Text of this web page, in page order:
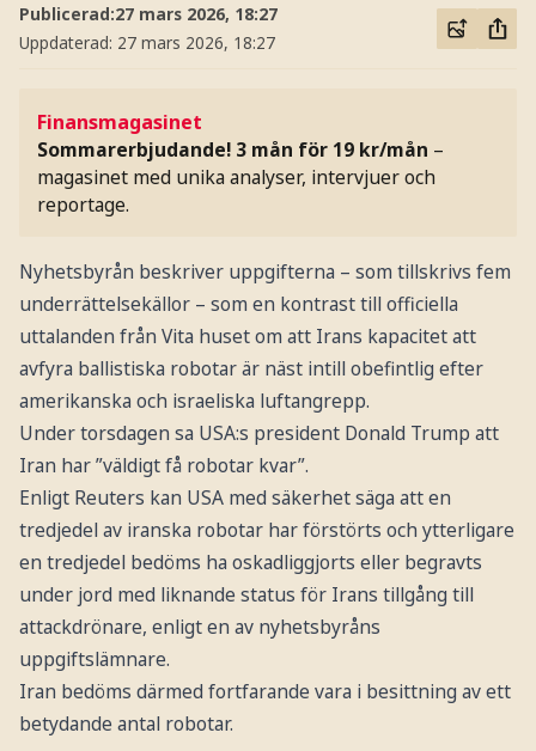
Publicerad:27 mars 2026, 18:27
Uppdaterad: 27 mars 2026, 18:27
Finansmagasinet
Sommarerbjudande! 3 mån för 19 kr/mån –
magasinet med unika analyser, intervjuer och
reportage.
Nyhetsbyrån beskriver uppgifterna – som tillskrivs fem
underrättelsekällor – som en kontrast till officiella
uttalanden från Vita huset om att Irans kapacitet att
avfyra ballistiska robotar är näst intill obefintlig efter
amerikanska och israeliska luftangrepp.
Under torsdagen sa USA:s president Donald Trump att
Iran har ”väldigt få robotar kvar”.
Enligt Reuters kan USA med säkerhet säga att en
tredjedel av iranska robotar har förstörts och ytterligare
en tredjedel bedöms ha oskadliggjorts eller begravts
under jord med liknande status för Irans tillgång till
attackdrönare, enligt en av nyhetsbyråns
uppgiftslämnare.
Iran bedöms därmed fortfarande vara i besittning av ett
betydande antal robotar.